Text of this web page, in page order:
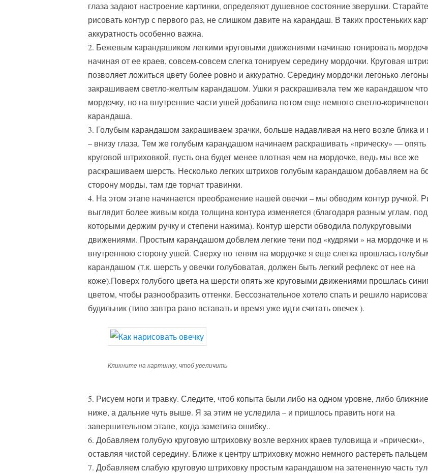
глаза задают настроение картинки, определяют душевное состояние зверушки.
рисовать контур с первого раз, не слишком давите на карандаш. В таких простеньких
аккуратность особенно важна.
2. Бежевым карандашиком легкими круговыми движениями начинаю тонировать
начиная от ее краев, совсем-совсем слегка тонируем середину мордочки. Круговая
позволяет ложиться цвету более ровно и аккуратно. Середину мордочки легонько-
закрашиваем светло-желтым карандашом. Ушки я раскрашивала тем же карандашом
мордочку, но на внутренние части ушей добавила потом еще немного светло-
карандаша.
3. Голубым карандашом закрашиваем зрачки, больше надавливая на него возле блика
– внизу глаза. Тем же голубым карандашом начинаем раскрашивать «прическу» —
круговой штриховкой, пусть она будет менее плотная чем на мордочке, ведь мы все же
раскрашиваем шерсть. Несколько легких штрихов голубым карандашом добавляем на
сторону морды, там где торчат травинки.
4. На этом этапе начинается преображение нашей овечки – мы обводим контур ручкой.
выглядит более живым когда толщина контура изменяется (благодаря разным углам, под
которыми держим ручку и степени нажима). Контур шерсти обводила полукруговыми
движениями. Простым карандашом добвлем легкие тени под «кудрями » на мордочке и
внутреннюю сторону ушей. Сверху по теням на мордочке я еще слегка прошлась
карандашом (т.к. шерсть у овечки голубоватая, должен быть легкий рефлекс от нее на
коже).Поверх голубого цвета на шерсти опять же круговыми движениями прошлась
цветом, чтобы разнообразить оттенки. Бессознательное хотело спать и решило
будильник (типо завтра рано вставать и время уже идти считать овечек ).
Кликните на картинку, чтоб увеличить
5. Рисуем ноги и травку. Следите, чтоб копыта были либо на одном уровне, либо
ниже, а дальние чуть выше. Я за этим не уследила – и пришлось править ноги на
завершительном этапе, когда заметила ошибку..
6. Добавляем голубую круговую штриховку возле верхних краев туловища и «прически»,
оставляя чистой середину. Ближе к центру штриховку можно немного растереть
7. Добавляем слабую круговую штриховку простым карандашом на затененную часть